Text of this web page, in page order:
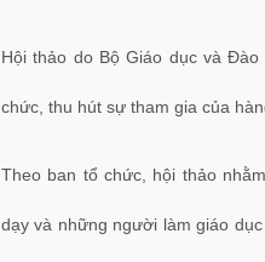
Hội thảo do Bộ Giáo dục và
chức, thu hút sự tham gia của
Theo ban tổ chức, hội thảo
dạy và những người làm giáo